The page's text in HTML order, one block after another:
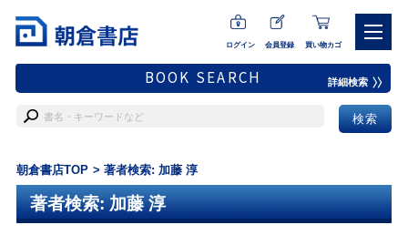
ログイン 会員登録 買い物カゴ
BOOK SEARCH 詳細検索
朝倉書店TOP 著者検索: 加藤 淳
著者検索: 加藤 淳